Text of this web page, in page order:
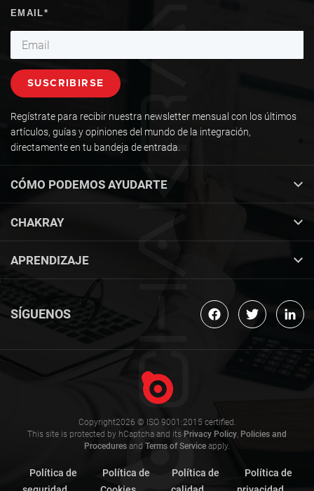
CÓMO PODEMOS AYUDARTE
CHAKRAY
APRENDIZAJE
Regístrate para recibir nuestra newsletter mensual con los últimos
artículos, guías y opiniones del mundo de la integración,
directamente en tu bandeja de entrada.
SÍGUENOS
Copyright2026 © ISO 9001:2015 certified.
This site is protected by hCaptcha and its Privacy Policy, Policies and
Procedures and Terms of Service apply.
Política de
Política de
Política de
Política de